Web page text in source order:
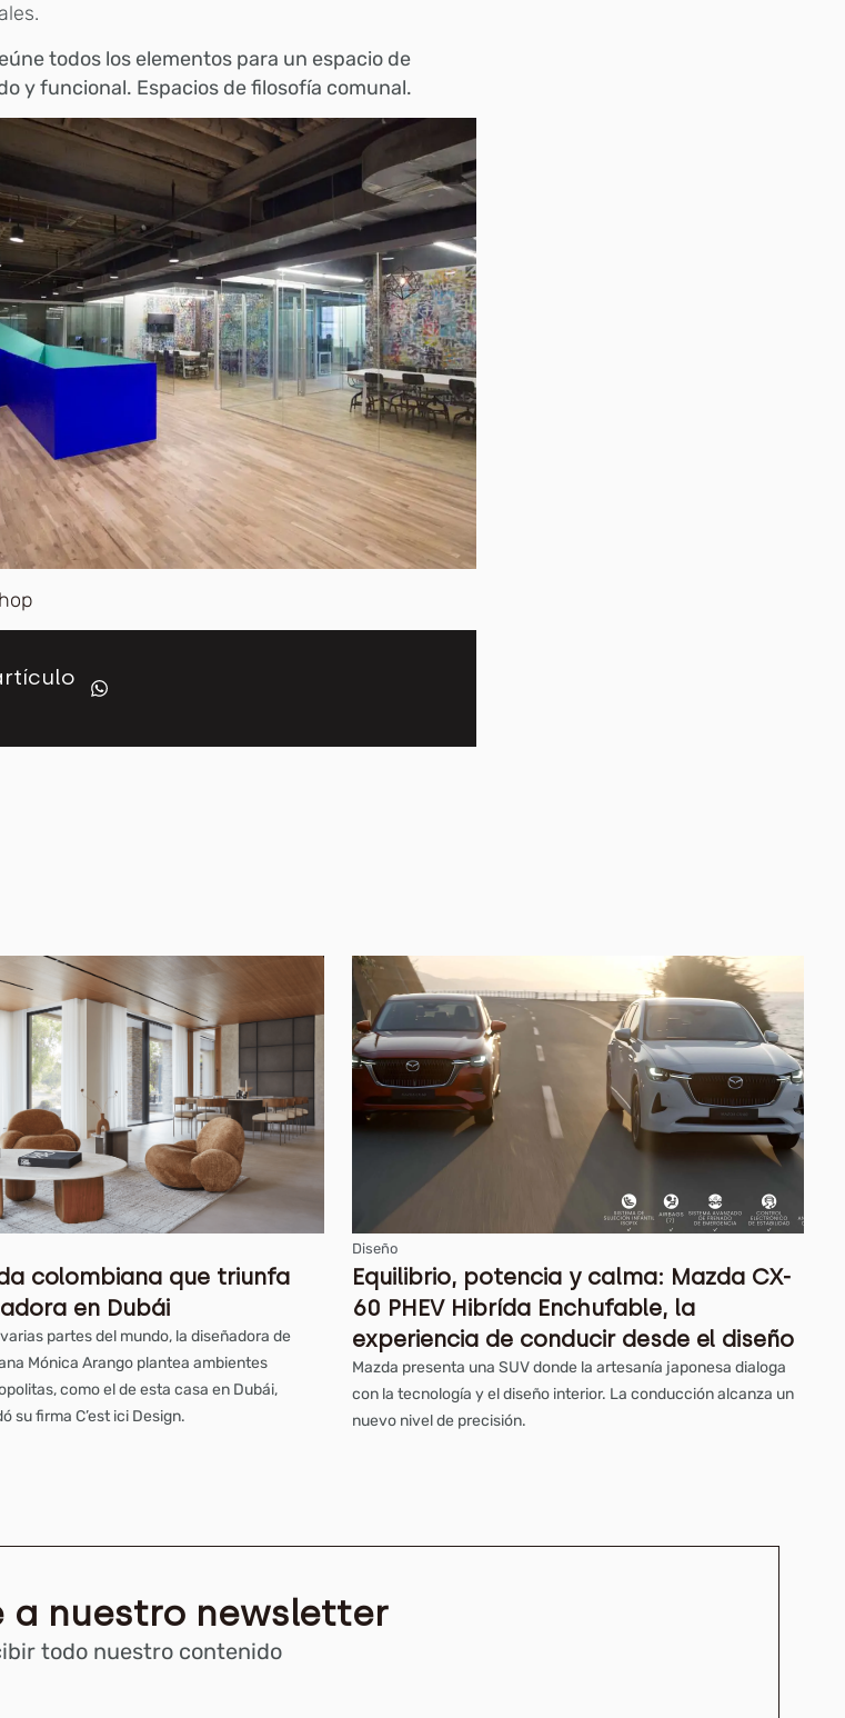
todos los elementos para un espacio de
y funcional. Espacios de filosofía comunal.
colombiana que triunfa
en Dubái
partes del mundo, la diseñadora de
Mónica Arango plantea ambientes
como el de esta casa en Dubái,
su firma C’est ici Design.
Diseño
Equilibrio, potencia y calma: Mazda CX-
60 PHEV Hibrída Enchufable, la
experiencia de conducir desde el diseño
Mazda presenta una SUV donde la artesanía japonesa dialoga
con la tecnología y el diseño interior. La conducción alcanza un
nuevo nivel de precisión.
a nuestro newsletter
todo nuestro contenido